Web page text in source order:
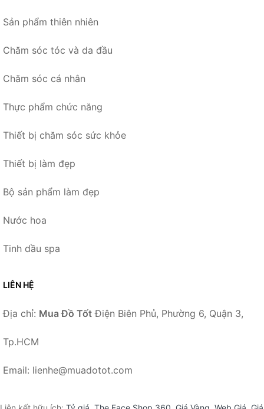
Sản phẩm thiên nhiên
Chăm sóc tóc và da đầu
Chăm sóc cá nhân
Thực phẩm chức năng
Thiết bị chăm sóc sức khỏe
Thiết bị làm đẹp
Bộ sản phẩm làm đẹp
Nước hoa
Tinh dầu spa
LIÊN HỆ
Địa chỉ: Mua Đồ Tốt Điện Biên Phủ, Phường 6, Quận 3,
Tp.HCM
Email: lienhe@muadotot.com